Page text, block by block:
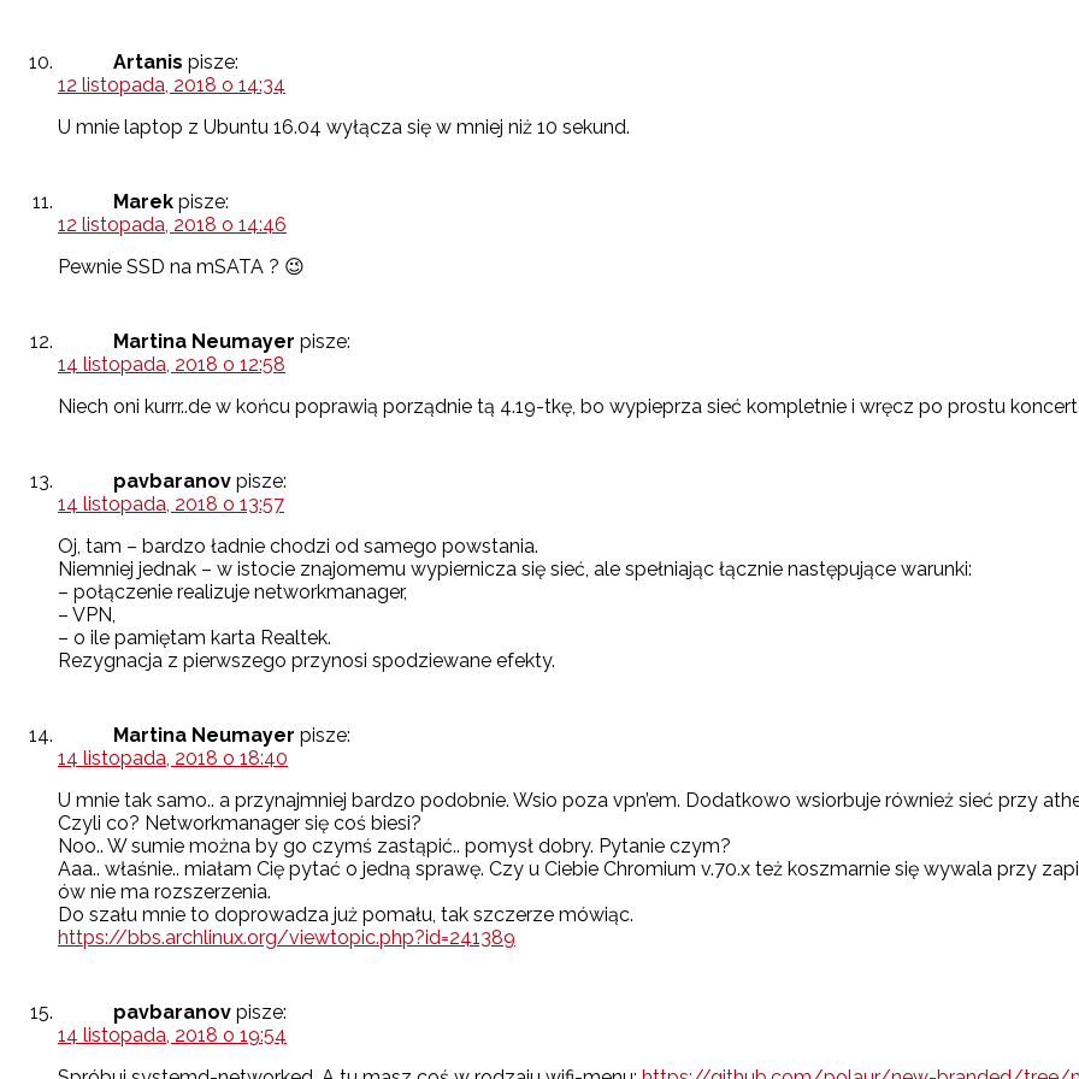
Artanis pisze:
12 listopada, 2018 o 14:34
U mnie laptop z Ubuntu 16.04 wyłącza się w mniej niż 10 sekund.
Marek pisze:
12 listopada, 2018 o 14:46
Pewnie SSD na mSATA ? 😉
Martina Neumayer pisze:
14 listopada, 2018 o 12:58
Niech oni kurrr..de w końcu poprawią porządnie tą 4.19-tkę, bo wypieprza sieć kompletnie i wręcz po prostu
pavbaranov pisze:
14 listopada, 2018 o 13:57
Oj, tam – bardzo ładnie chodzi od samego powstania.
Niemniej jednak – w istocie znajomemu wypiernicza się sieć, ale spełniając łącznie następujące warunki:
– połączenie realizuje networkmanager,
– VPN,
– o ile pamiętam karta Realtek.
Rezygnacja z pierwszego przynosi spodziewane efekty.
Martina Neumayer pisze:
14 listopada, 2018 o 18:40
U mnie tak samo.. a przynajmniej bardzo podobnie. Wsio poza vpn’em. Dodatkowo wsiorbuje również sieć przy
Czyli co? Networkmanager się coś biesi?
Noo.. W sumie można by go czymś zastąpić.. pomysł dobry. Pytanie czym?
Aaa.. właśnie.. miałam Cię pytać o jedną sprawę. Czy u Ciebie Chromium v.70.x też koszmarnie się wywala przy
ów nie ma rozszerzenia.
Do szału mnie to doprowadza już pomału, tak szczerze mówiąc.
https://bbs.archlinux.org/viewtopic.php?id=241389
pavbaranov pisze:
14 listopada, 2018 o 19:54